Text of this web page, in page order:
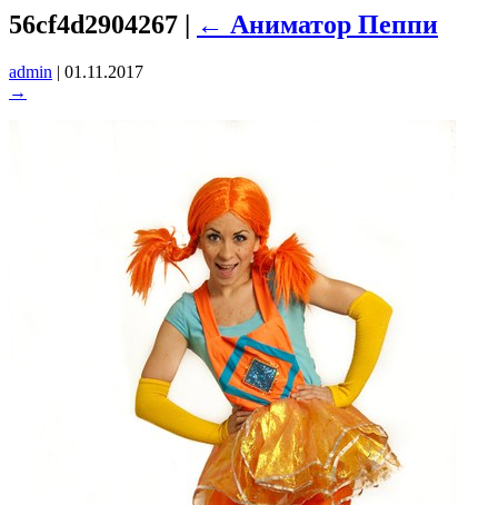
56cf4d2904267 | ← Аниматор Пеппи
admin | 01.11.2017
→